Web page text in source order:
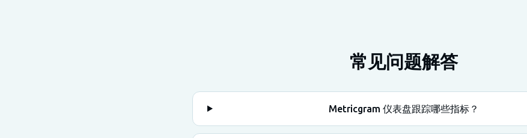
常见问题解答
Metricgram 仪表盘跟踪哪些指标？